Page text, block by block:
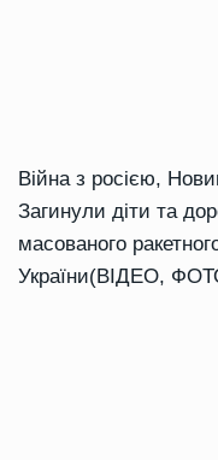
Війна з росією,
Загинули діти та
масованого
України(ВІДЕО,